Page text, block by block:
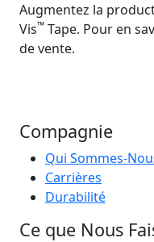
Augmentez la
Vis™ Tape. Pour en
de vente.
Compagnie
Qui Sommes-
Carrières
Durabilité
Ce que Nous